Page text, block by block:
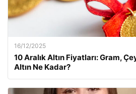
16/12/2025
10 Aralık Altın Fiyatları: Gram,
Altın Ne Kadar?